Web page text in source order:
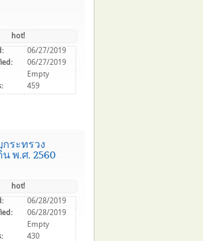
hot!
06/27/2019
06/27/2019
Empty
459
ระทรวง
พ.ศ. 2560
hot!
06/28/2019
06/28/2019
Empty
430